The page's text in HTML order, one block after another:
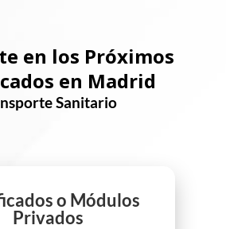
en los Próximos
en Madrid
Sanitario
o Módulos
Privados